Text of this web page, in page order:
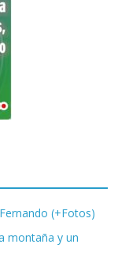
(+Fotos)
montaña y un